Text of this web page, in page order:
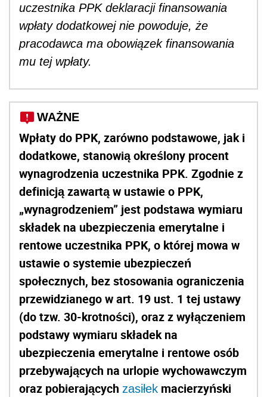
uczestnika PPK deklaracji finansowania
wpłaty dodatkowej nie powoduje, że
pracodawca ma obowiązek finansowania
mu tej wpłaty.
WAŻNE
Wpłaty do PPK, zarówno podstawowe, jak i
dodatkowe, stanowią określony procent
wynagrodzenia uczestnika PPK. Zgodnie z
definicją zawartą w ustawie o PPK,
„wynagrodzeniem” jest podstawa wymiaru
składek na ubezpieczenia emerytalne i
rentowe uczestnika PPK, o której mowa w
ustawie o systemie ubezpieczeń
społecznych, bez stosowania ograniczenia
przewidzianego w art. 19 ust. 1 tej ustawy
(do tzw. 30-krotności), oraz z wyłączeniem
podstawy wymiaru składek na
ubezpieczenia emerytalne i rentowe osób
przebywających na urlopie wychowawczym
oraz pobierających zasiłek macierzyński